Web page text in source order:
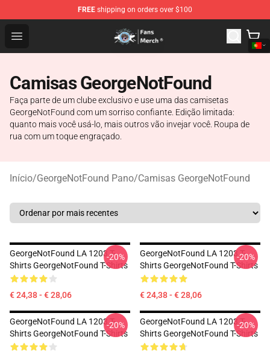
FREE shipping on orders over $100
Open menu
GeorgeNotFound Store - Official GeorgeNotFound
Camisas GeorgeNotFound
Faça parte de um clube exclusivo e use uma das camisetas
GeorgeNotFound com um sorriso confiante. Edição limitada:
quanto mais você usá-lo, mais outros vão invejar você. Roupa de
rua com um toque engraçado.
Início/GeorgeNotFound Pano/Camisas GeorgeNotFound
GeorgeNotFound LA 1203 T-
Shirts GeorgeNotFound T-Shirts
€ 24,38 - € 28,06
-20%
GeorgeNotFound LA 1203 T-
Shirts GeorgeNotFound T-Shirts
€ 24,38 - € 28,06
-20%
GeorgeNotFound LA 1203 T-
Shirts GeorgeNotFound T-Shirts
-20%
GeorgeNotFound LA 1203 T-
Shirts GeorgeNotFound T-Shirts
-20%